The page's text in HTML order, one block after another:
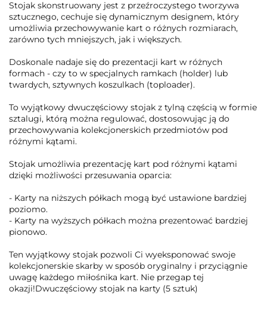
Stojak skonstruowany jest z przeźroczystego tworzywa
sztucznego, cechuje się dynamicznym designem, który
umożliwia przechowywanie kart o różnych rozmiarach,
zarówno tych mniejszych, jak i większych.
Doskonale nadaje się do prezentacji kart w różnych
formach - czy to w specjalnych ramkach (holder) lub
twardych, sztywnych koszulkach (toploader).
To wyjątkowy dwuczęściowy stojak z tylną częścią w formie
sztalugi, którą można regulować, dostosowując ją do
przechowywania kolekcjonerskich przedmiotów pod
różnymi kątami.
Stojak umożliwia prezentację kart pod różnymi kątami
dzięki możliwości przesuwania oparcia:
- Karty na niższych półkach mogą być ustawione bardziej
poziomo.
- Karty na wyższych półkach można prezentować bardziej
pionowo.
Ten wyjątkowy stojak pozwoli Ci wyeksponować swoje
kolekcjonerskie skarby w sposób oryginalny i przyciągnie
uwagę każdego miłośnika kart. Nie przegap tej
okazji!Dwuczęściowy stojak na karty (5 sztuk)